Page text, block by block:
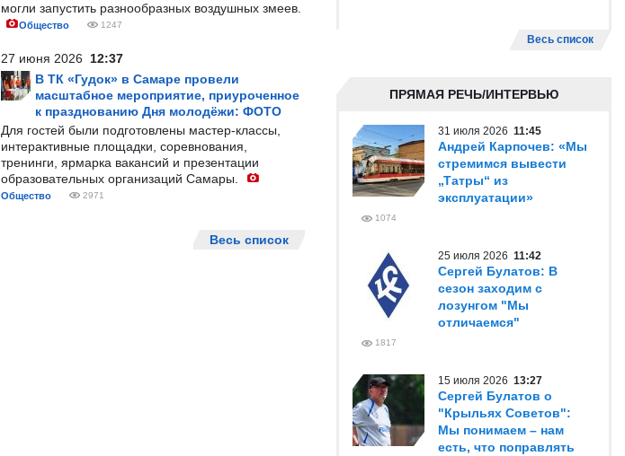
могли запустить разнообразных воздушных змеев.
Общество 1247
27 июня 2026 12:37
В ТК «Гудок» в Самаре провели
масштабное мероприятие, приуроченное
к празднованию Дня молодёжи: ФОТО
Для гостей были подготовлены мастер-классы,
интерактивные площадки, соревнования,
тренинги, ярмарка вакансий и презентации
образовательных организаций Самары.
Общество 2971
Весь список
Весь список
ПРЯМАЯ РЕЧЬ/ИНТЕРВЬЮ
31 июля 2026 11:45
Андрей Карпочев: «Мы
стремимся вывести
„Татры“ из
эксплуатации»
1074
25 июля 2026 11:42
Сергей Булатов: В
сезон заходим с
лозунгом "Мы
отличаемся"
1817
15 июля 2026 13:27
Сергей Булатов о
"Крыльях Советов":
Мы понимаем – нам
есть, что поправлять